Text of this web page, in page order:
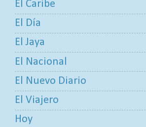
El Caribe
El Día
El Jaya
El Nacional
El Nuevo Diario
El Viajero
Hoy